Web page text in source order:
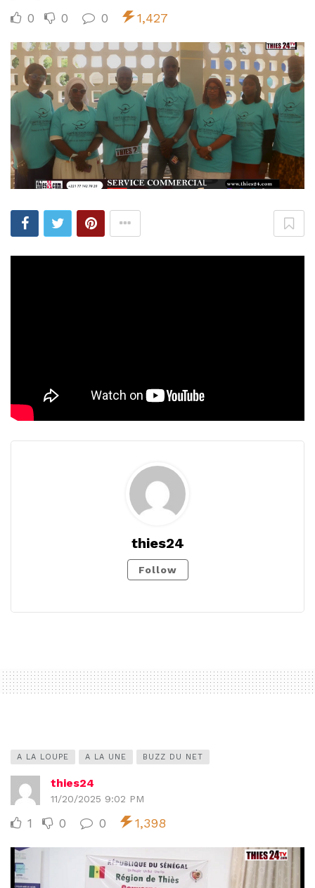
0 0 0 1,427
thies24
Follow
A LA LOUPE A LA UNE BUZZ DU NET
thies24
11/20/2025 9:02 PM
1 0 0 1,398